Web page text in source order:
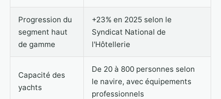
Progression du
segment haut
de gamme
+23% en 2025 selon le
Syndicat National de
l'Hôtellerie
Capacité des
yachts
De 20 à 800 personnes selon
le navire, avec équipements
professionnels